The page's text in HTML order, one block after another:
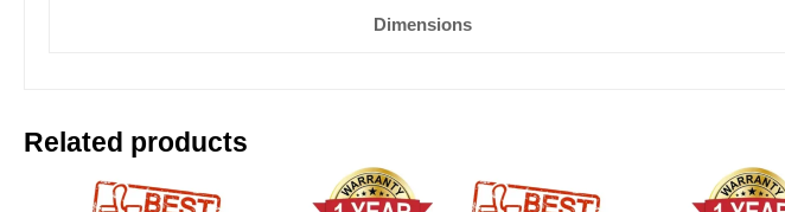
Dimensions
Related products